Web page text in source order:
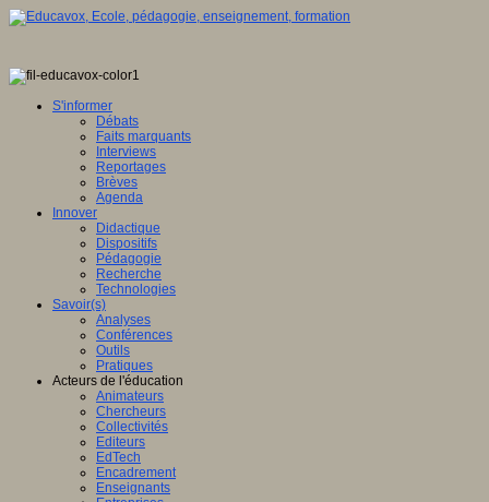
S'informer
Débats
Faits marquants
Interviews
Reportages
Brèves
Agenda
Innover
Didactique
Dispositifs
Pédagogie
Recherche
Technologies
Savoir(s)
Analyses
Conférences
Outils
Pratiques
Acteurs de l'éducation
Animateurs
Chercheurs
Collectivités
Editeurs
EdTech
Encadrement
Enseignants